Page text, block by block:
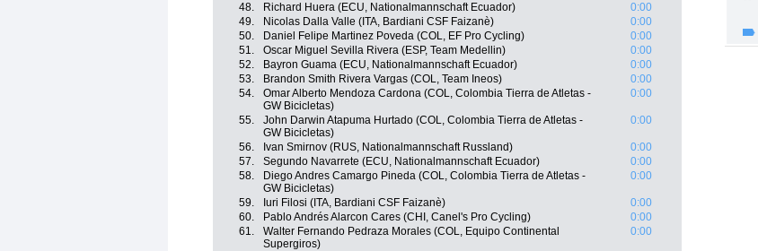
48.
Richard Huera (ECU, Nationalmannschaft Ecuador)
0:00
49.
Nicolas Dalla Valle (ITA, Bardiani CSF Faizanè)
0:00
50.
Daniel Felipe Martinez Poveda (COL, EF Pro Cycling)
0:00
51.
Oscar Miguel Sevilla Rivera (ESP, Team Medellin)
0:00
52.
Bayron Guama (ECU, Nationalmannschaft Ecuador)
0:00
53.
Brandon Smith Rivera Vargas (COL, Team Ineos)
0:00
54.
Omar Alberto Mendoza Cardona (COL, Colombia Tierra de Atletas -
GW Bicicletas)
0:00
55.
John Darwin Atapuma Hurtado (COL, Colombia Tierra de Atletas -
GW Bicicletas)
0:00
56. Ivan Smirnov (RUS, Nationalmannschaft Russland)
0:00
57.
Segundo Navarrete (ECU, Nationalmannschaft Ecuador)
0:00
58.
Diego Andres Camargo Pineda (COL, Colombia Tierra de Atletas -
GW Bicicletas)
0:00
59. Iuri Filosi (ITA, Bardiani CSF Faizanè)
0:00
60.
Pablo Andrés Alarcon Cares (CHI, Canel's Pro Cycling)
0:00
61.
Walter Fernando Pedraza Morales (COL, Equipo Continental
Supergiros)
0:00